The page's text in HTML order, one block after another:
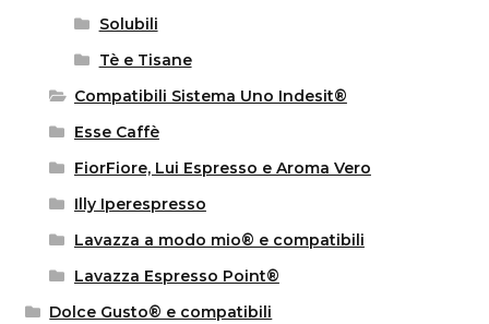
Solubili
Tè e Tisane
Compatibili Sistema Uno Indesit®
Esse Caffè
FiorFiore, Lui Espresso e Aroma Vero
Illy Iperespresso
Lavazza a modo mio® e compatibili
Lavazza Espresso Point®
Dolce Gusto® e compatibili